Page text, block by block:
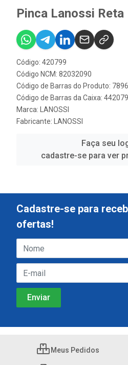
Pinca Lanossi Reta
Código: 420799
Código NCM: 82032090
Código de Barras do Produto:
Código de Barras da Caixa:
Marca:
LANOSSI
Fabricante:
LANOSSI
Faça seu
cadastre-se para ver
Cadastre-se para
ofertas!
Meus Pedidos